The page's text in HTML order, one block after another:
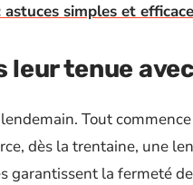
simples et
tenue avec
Tout
dès la trentaine, une
garantissent la fermeté